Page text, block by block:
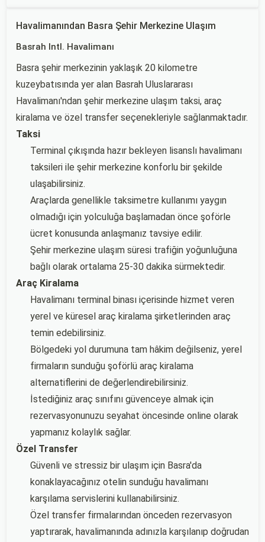
Havalimanından Basra Şehir Merkezine Ulaşım
Basrah Intl. Havalimanı
Basra şehir merkezinin yaklaşık 20 kilometre
kuzeybatısında yer alan Basrah Uluslararası
Havalimanı'ndan şehir merkezine ulaşım taksi, araç
kiralama ve özel transfer seçenekleriyle sağlanmaktadır.
Taksi
Terminal çıkışında hazır bekleyen lisanslı havalimanı
taksileri ile şehir merkezine konforlu bir şekilde
ulaşabilirsiniz.
Araçlarda genellikle taksimetre kullanımı yaygın
olmadığı için yolculuğa başlamadan önce şoförle
ücret konusunda anlaşmanız tavsiye edilir.
Şehir merkezine ulaşım süresi trafiğin yoğunluğuna
bağlı olarak ortalama 25-30 dakika sürmektedir.
Araç Kiralama
Havalimanı terminal binası içerisinde hizmet veren
yerel ve küresel araç kiralama şirketlerinden araç
temin edebilirsiniz.
Bölgedeki yol durumuna tam hâkim değilseniz, yerel
firmaların sunduğu şoförlü araç kiralama
alternatiflerini de değerlendirebilirsiniz.
İstediğiniz araç sınıfını güvenceye almak için
rezervasyonunuzu seyahat öncesinde online olarak
yapmanız kolaylık sağlar.
Özel Transfer
Güvenli ve stressiz bir ulaşım için Basra'da
konaklayacağınız otelin sunduğu havalimanı
karşılama servislerini kullanabilirsiniz.
Özel transfer firmalarından önceden rezervasyon
yaptırarak, havalimanında adınızla karşılanıp doğrudan